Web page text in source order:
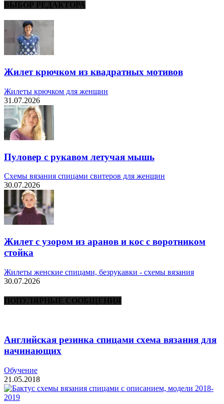
ВЫБОР РЕДАКТОРА
Жилет крючком из квадратных мотивов
Жилеты крючком для женщин
31.07.2026
Пуловер с рукавом летучая мышь
Схемы вязания спицами свитеров для женщин
30.07.2026
Жилет с узором из аранов и кос с воротником
стойка
Жилеты женские спицами, безрукавки - схемы вязания
30.07.2026
ПОПУЛЯРНЫЕ СООБЩЕНИЯ
Английская резинка спицами схема вязания для
начинающих
Обучение
21.05.2018